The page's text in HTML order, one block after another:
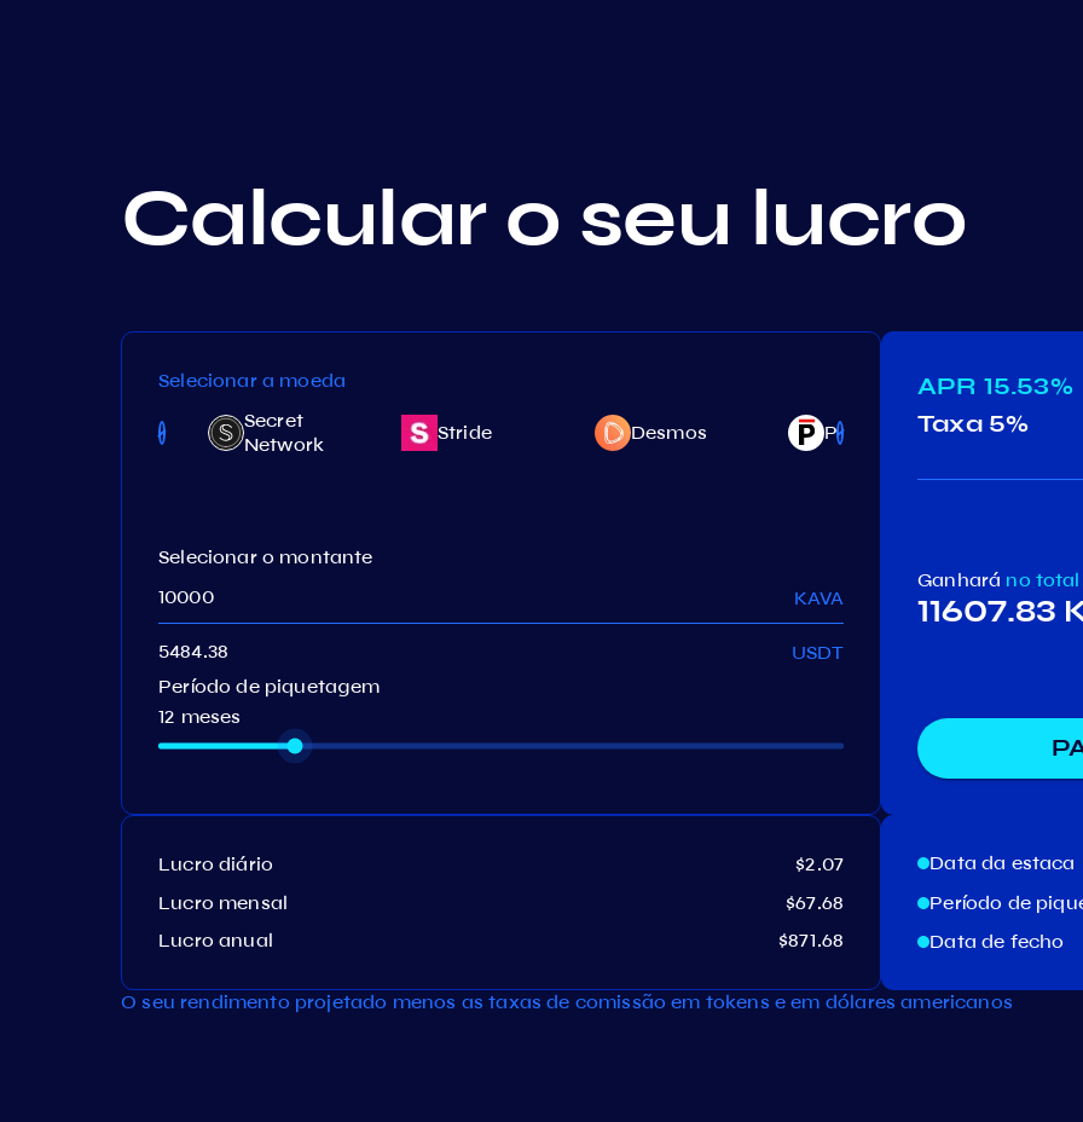
Calcular o seu lucro
Selecionar a moeda
Secret
Network
Stride Desmos Persistence Rebus
Selecionar o montante
KAVA
USDT
Período de piquetagem
12 meses
Lucro diário
$2.07
Lucro mensal
$67.68
Lucro anual
$871.68
APR 15.53%
Taxa5%
Ganhará no total
11607.83
Data da estaca
Período de
Data de fecho
O seu rendimento projetado menos as taxas de comissão em tokens e em dólares americanos